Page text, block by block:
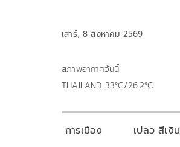
เสาร์, 8 สิงหาคม 2569
สภาพอากาศวันนี้
THAILAND 33°C/26.2°C
การเมือง เปลว สีเงิน